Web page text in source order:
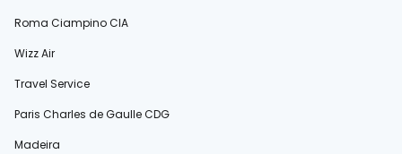
Roma Ciampino CIA
Wizz Air
Travel Service
Paris Charles de Gaulle CDG
Madeira